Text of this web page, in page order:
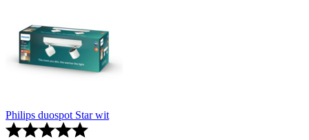
Philips duospot Star wit